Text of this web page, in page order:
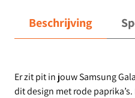
Beschrijving
Er zit pit in jouw Samsung
dit design met rode